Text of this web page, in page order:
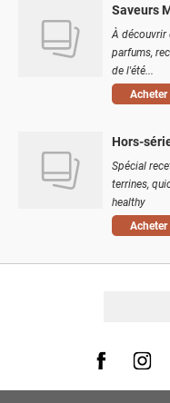
Saveurs
À découvrir
parfums,
de l'été...
Acheter
Hors-
Spécial
terrines,
healthy
Acheter
Visit us onVisit